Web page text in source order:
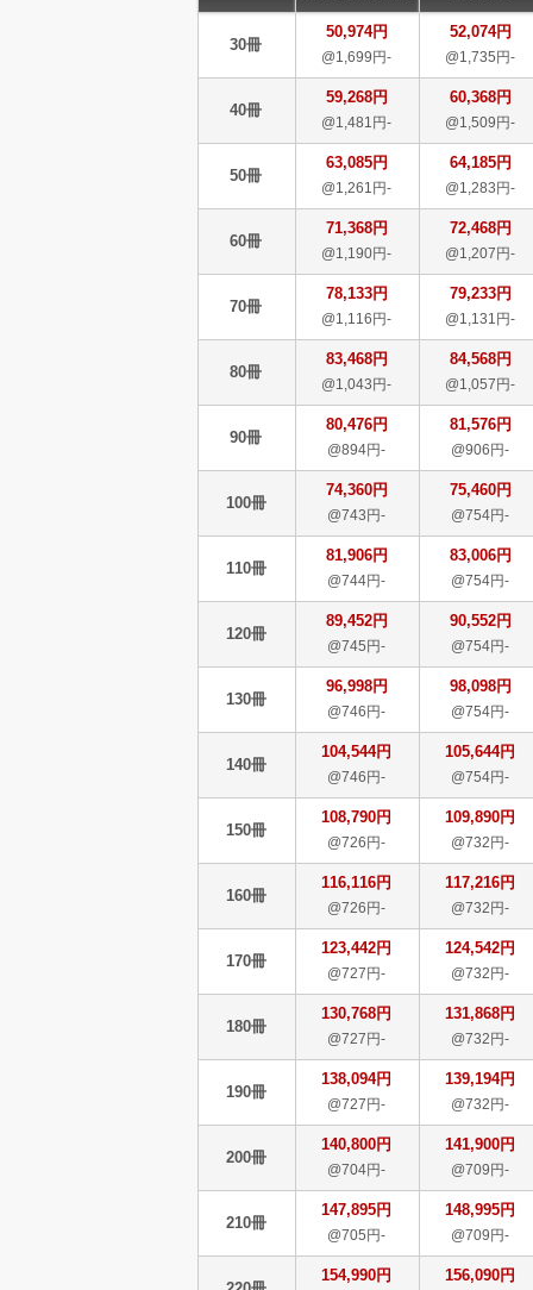
30冊
50,974円
@1,699円-
52,074円
@1,735円-
40冊
59,268円
@1,481円-
60,368円
@1,509円-
50冊
63,085円
@1,261円-
64,185円
@1,283円-
60冊
71,368円
@1,190円-
72,468円
@1,207円-
70冊
78,133円
@1,116円-
79,233円
@1,131円-
80冊
83,468円
@1,043円-
84,568円
@1,057円-
90冊
80,476円
@894円-
81,576円
@906円-
100冊
74,360円
@743円-
75,460円
@754円-
110冊
81,906円
@744円-
83,006円
@754円-
120冊
89,452円
@745円-
90,552円
@754円-
130冊
96,998円
@746円-
98,098円
@754円-
140冊
104,544円
@746円-
105,644円
@754円-
150冊
108,790円
@726円-
109,890円
@732円-
160冊
116,116円
@726円-
117,216円
@732円-
170冊
123,442円
@727円-
124,542円
@732円-
180冊
130,768円
@727円-
131,868円
@732円-
190冊
138,094円
@727円-
139,194円
@732円-
200冊
140,800円
@704円-
141,900円
@709円-
210冊
147,895円
@705円-
148,995円
@709円-
154,990円 156,090円